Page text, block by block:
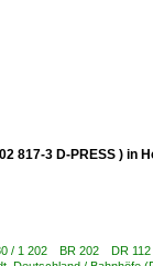
817-3 D-PRESS ) in
/ 1 202 BR 202 DR 112